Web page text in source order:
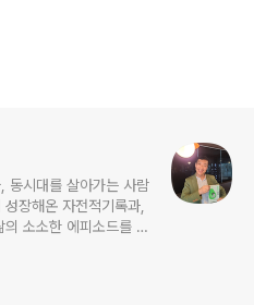
동시대를 살아가는 사람
장해온 자전적기록과,
소소한 에피소드를 전
수업